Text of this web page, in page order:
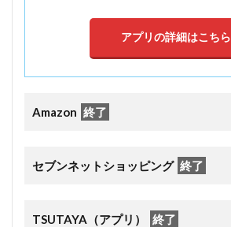
アプリの詳細はこちら
Amazon 終了
セブンネットショッピング 終了
TSUTAYA（アプリ） 終了